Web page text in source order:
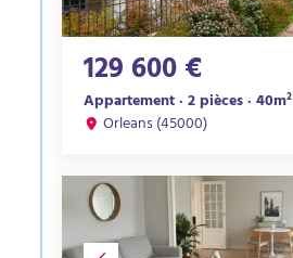
129 600 €
Appartement · 2 pièces · 40m²
Orleans (45000)